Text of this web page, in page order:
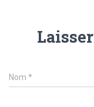
Nom *